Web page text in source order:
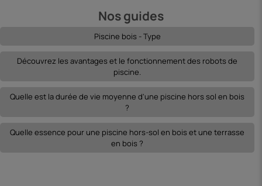
Nos guides
Piscine bois - Type
Découvrez les avantages et le fonctionnement des robots de
piscine.
Quelle est la durée de vie moyenne d'une piscine hors sol en bois
?
Quelle essence pour une piscine hors-sol en bois et une terrasse
en bois ?